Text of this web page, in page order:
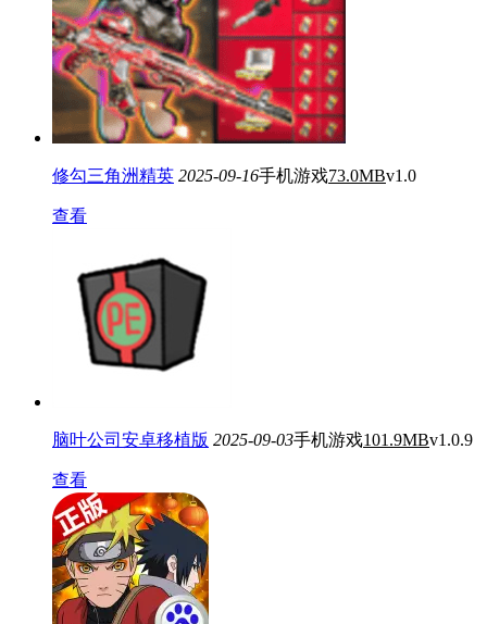
修勾三角洲精英 2025-09-16手机游戏73.0MBv1.0
查看
脑叶公司安卓移植版 2025-09-03手机游戏101.9MBv1.0.9
查看